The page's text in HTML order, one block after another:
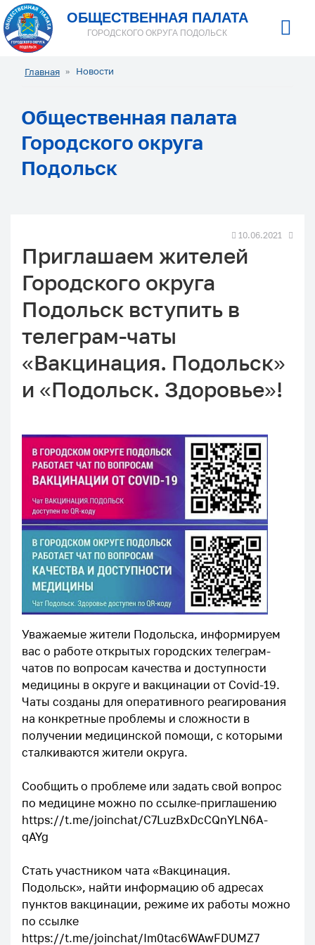
ОБЩЕСТВЕННАЯ ПАЛАТА
ГОРОДСКОГО ОКРУГА ПОДОЛЬСК
Главная Новости
Общественная палата
Городского округа
Подольск
10.06.2021
‍Приглашаем жителей
Городского округа
Подольск вступить в
телеграм-чаты
«Вакцинация. Подольск»
и «Подольск. Здоровье»!
Уважаемые жители Подольска, информируем
вас о работе открытых городских телеграм-
чатов по вопросам качества и доступности
медицины в округе и вакцинации от Covid-19.
Чаты созданы для оперативного реагирования
на конкретные проблемы и сложности в
получении медицинской помощи, с которыми
сталкиваются жители округа.
Сообщить о проблеме или задать свой вопрос
по медицине можно по ссылке-приглашению
https://t.me/joinchat/C7LuzBxDcCQnYLN6A-
qAYg
Стать участником чата «Вакцинация.
Подольск», найти информацию об адресах
пунктов вакцинации, режиме их работы можно
по ссылке
https://t.me/joinchat/Im0tac6WAwFDUMZ7